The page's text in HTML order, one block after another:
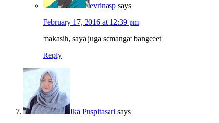
evrinasp says
February 17, 2016 at 12:39 pm
makasih, saya juga semangat bangeeet
Reply
Ika Puspitasari says